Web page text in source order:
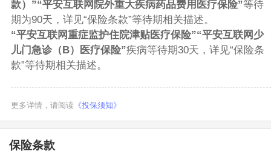
款）”“平安互联网院外重大疾病药品费用医疗保险”等待
期为90天，详见“保险条款”等待期相关描述。
“平安互联网重症监护住院津贴医疗保险”“平安互联网少
儿门急诊（B）医疗保险”疾病等待期30天，详见“保险条
款”等待期相关描述。
更多详情，请阅读《投保须知》
保险条款